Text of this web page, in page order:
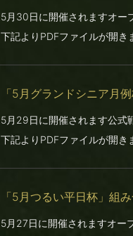
5月30日に開催されますオー
下記よりPDFファイルが開き
「5月グランドシニア月
5月29日に開催されます公式
下記よりPDFファイルが開き
「5月つるい平日杯」組
5月27日に開催されますオー